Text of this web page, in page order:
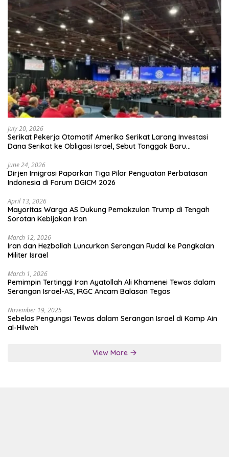
July 20, 2026
Serikat Pekerja Otomotif Amerika Serikat Larang Investasi
Dana Serikat ke Obligasi Israel, Sebut Tonggak Baru
June 24, 2026
Dirjen Imigrasi Paparkan Tiga Pilar Penguatan Perbatasan
Indonesia di Forum DGICM 2026
April 13, 2026
Mayoritas Warga AS Dukung Pemakzulan Trump di Tengah
Sorotan Kebijakan Iran
March 12, 2026
Iran dan Hezbollah Luncurkan Serangan Rudal ke Pangkalan
Militer Israel
March 1, 2026
Pemimpin Tertinggi Iran Ayatollah Ali Khamenei Tewas dalam
Serangan Israel-AS, IRGC Ancam Balasan Tegas
November 19, 2025
Sebelas Pengungsi Tewas dalam Serangan Israel di Kamp Ain
al-Hilweh
View More